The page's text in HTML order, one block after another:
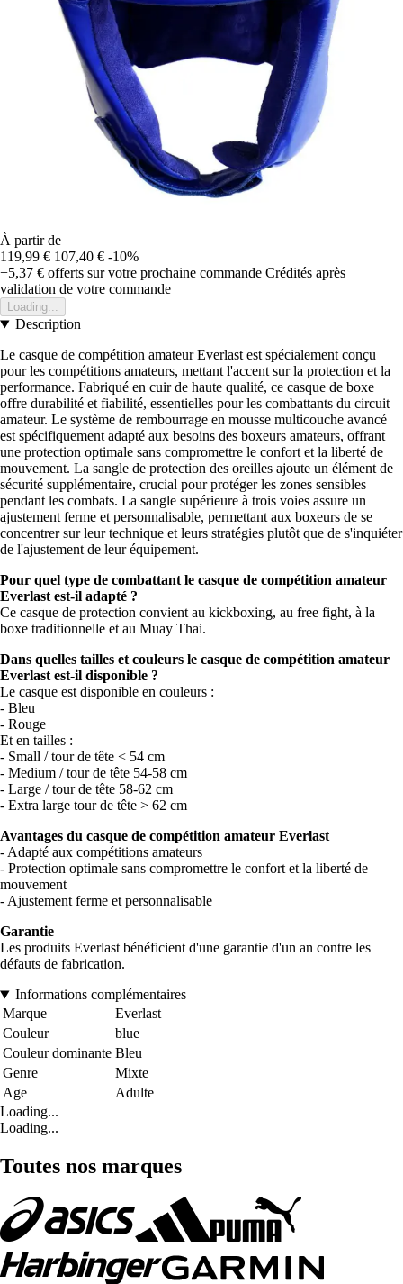
À partir de
119,99 € 107,40 € -10%
+5,37 € offerts sur votre prochaine commande Crédités après
validation de votre commande
Loading...
Description
Le casque de compétition amateur Everlast est spécialement conçu
pour les compétitions amateurs, mettant l'accent sur la protection et la
performance. Fabriqué en cuir de haute qualité, ce casque de boxe
offre durabilité et fiabilité, essentielles pour les combattants du circuit
amateur. Le système de rembourrage en mousse multicouche avancé
est spécifiquement adapté aux besoins des boxeurs amateurs, offrant
une protection optimale sans compromettre le confort et la liberté de
mouvement. La sangle de protection des oreilles ajoute un élément de
sécurité supplémentaire, crucial pour protéger les zones sensibles
pendant les combats. La sangle supérieure à trois voies assure un
ajustement ferme et personnalisable, permettant aux boxeurs de se
concentrer sur leur technique et leurs stratégies plutôt que de s'inquiéter
de l'ajustement de leur équipement.
Pour quel type de combattant le casque de compétition amateur
Everlast est-il adapté ?
Ce casque de protection convient au kickboxing, au free fight, à la
boxe traditionnelle et au Muay Thai.
Dans quelles tailles et couleurs le casque de compétition amateur
Everlast est-il disponible ?
Le casque est disponible en couleurs :
- Bleu
- Rouge
Et en tailles :
- Small / tour de tête < 54 cm
- Medium / tour de tête 54-58 cm
- Large / tour de tête 58-62 cm
- Extra large tour de tête > 62 cm
Avantages du casque de compétition amateur Everlast
- Adapté aux compétitions amateurs
- Protection optimale sans compromettre le confort et la liberté de
mouvement
- Ajustement ferme et personnalisable
Garantie
Les produits Everlast bénéficient d'une garantie d'un an contre les
défauts de fabrication.
Informations complémentaires
Marque
Everlast
Couleur
blue
Couleur dominante Bleu
Genre
Mixte
Age
Adulte
Loading...
Loading...
Toutes nos marques